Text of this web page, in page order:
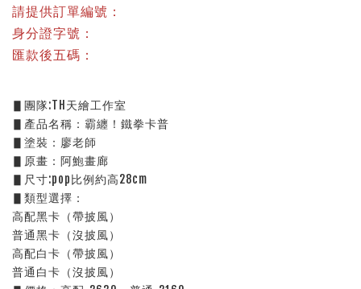
請提供訂單編號：
身分證字號：
匯款後五碼：
▋團隊:TH天繪工作室
▋產品名稱：霸纏！鐵拳卡普
▋塗裝：廖老師
▋原畫：阿鮑畫廊
▋尺寸:pop比例約高28cm
▋類型選擇：
高配黑卡（帶披風）
普通黑卡（沒披風）
高配白卡（帶披風）
普通白卡（沒披風）